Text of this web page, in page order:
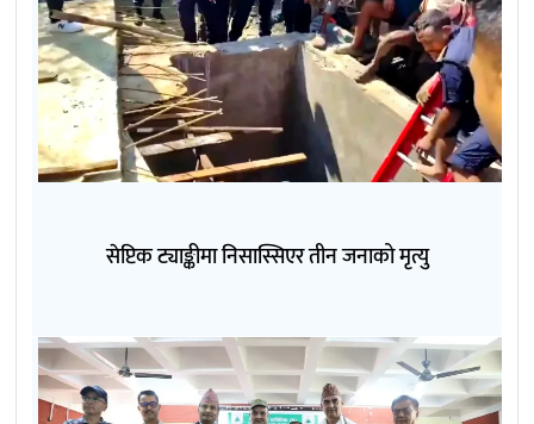
सेप्टिक ट्याङ्कीमा निसास्सिएर तीन जनाको मृत्यु